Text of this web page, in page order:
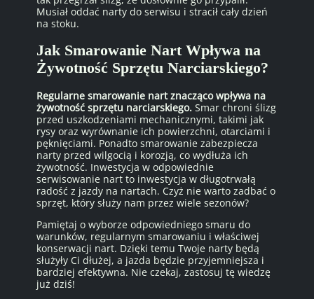
Musiał oddać narty do serwisu i stracił cały dzień
na stoku.
Jak Smarowanie Nart Wpływa na
Żywotność Sprzętu Narciarskiego?
Regularne smarowanie nart znacząco wpływa na
żywotność sprzętu narciarskiego. Smar chroni ślizg
przed uszkodzeniami mechanicznymi, takimi jak
rysy oraz wyrównanie ich powierzchni, otarciami i
pęknięciami. Ponadto smarowanie zabezpiecza
narty przed wilgocią i korozją, co wydłuża ich
żywotność. Inwestycja w odpowiednie
serwisowanie nart to inwestycja w długotrwałą
radość z jazdy na nartach. Czyż nie warto zadbać o
sprzęt, który służy nam przez wiele sezonów?
Pamiętaj o wyborze odpowiedniego smaru do
warunków, regularnym smarowaniu i właściwej
konserwacji nart. Dzięki temu Twoje narty będą
służyły Ci dłużej, a jazda będzie przyjemniejsza i
bardziej efektywna. Nie czekaj, zastosuj tę wiedzę
już dziś!